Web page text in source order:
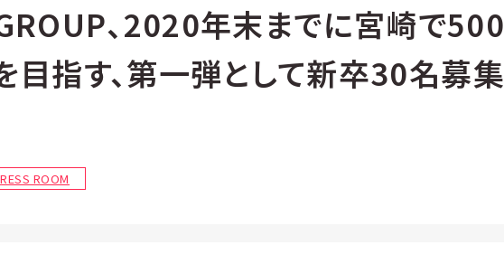
、2020年末までに宮崎で500
目指す、第一弾として新卒30名募集
ROOM